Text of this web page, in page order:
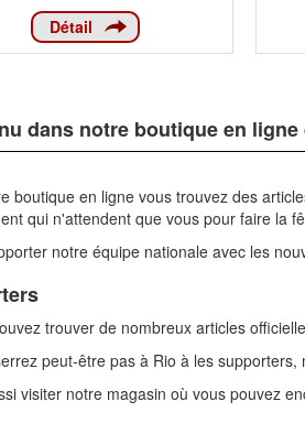
Détail
dans notre boutique en
boutique en ligne vous trouvez des
qui n'attendent que vous pour faire la
notre équipe nationale avec les
trouver de nombreux articles
peut-être pas à Rio à les supporters,
visiter notre magasin où vous pouvez